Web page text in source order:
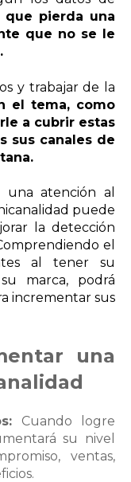
que pierda una
que no se le
y trabajar de la
el tema, como
a cubrir estas
sus canales de
atención al
puede
la detección
el
al tener su
marca, podrá
incrementar sus
una
Cuando logre
su nivel
ventas,